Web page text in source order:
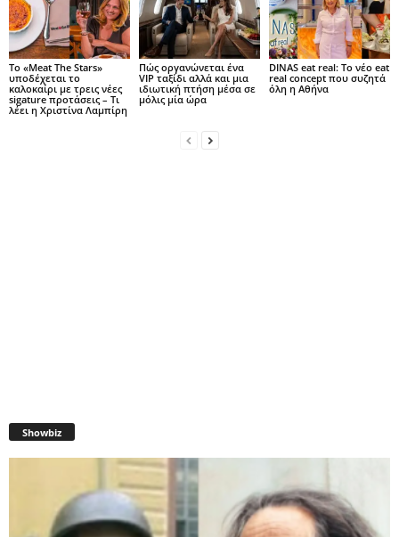
Το «Meat The Stars»
υποδέχεται το
καλοκαίρι με τρεις νέες
sigature προτάσεις – Τι
λέει η Χριστίνα Λαμπίρη
Πώς οργανώνεται ένα
VIP ταξίδι αλλά και μια
ιδιωτική πτήση μέσα σε
μόλις μία ώρα
DINAS eat real: Το νέο eat
real concept που συζητά
όλη η Αθήνα
Showbiz